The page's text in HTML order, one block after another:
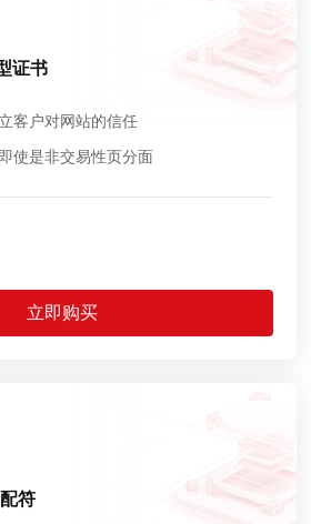
证书
客户对网站的信任
使是非交易性页分面
立即购买
符